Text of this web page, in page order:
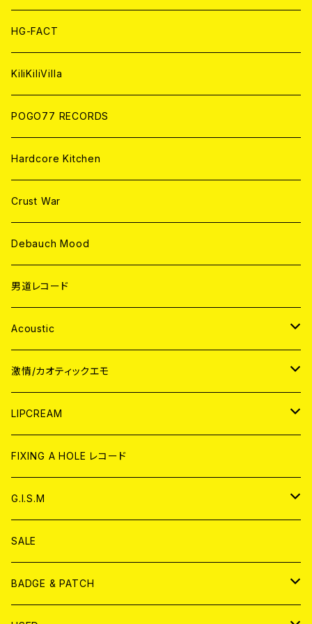
ANALOG
ANALOG
CD
ANALOG
HG-FACT
KiliKiliVilla
POGO77 RECORDS
Hardcore Kitchen
Crust War
Debauch Mood
男道レコード
Acoustic
JAPAN
CD
ANALOG
WORLD
CD
ANALOG
激情/カオティックエモ
JAPAN
CD
ANALOG
WORLD
CD
ANALOG
LIPCREAM
CD
アナログ
DVD
T-shirt & WEAR
FIXING A HOLE レコード
G.I.S.M
CD
ANALOG
SALE
BADGE & PATCH